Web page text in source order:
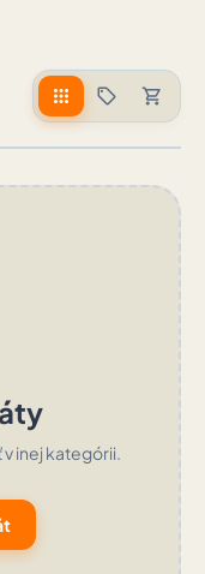
apps sell shopping_cart
inej kategórii.